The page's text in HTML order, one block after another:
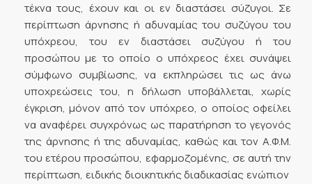
τέκνα τους, έχουν και οι εν διαστάσει σύζυγοι. Σε
περίπτωση άρνησης ή αδυναμίας του συζύγου του
υπόχρεου, του εν διαστάσει συζύγου ή του
προσώπου με το οποίο ο υπόχρεος έχει συνάψει
σύμφωνο συμβίωσης, να εκπληρώσει τις ως άνω
υποχρεώσεις του, η δήλωση υποβάλλεται, χωρίς
έγκριση, μόνον από τον υπόχρεο, ο οποίος οφείλει
να αναφέρει συγχρόνως ως παρατήρηση το γεγονός
της άρνησης ή της αδυναμίας, καθώς και τον Α.Φ.Μ.
του ετέρου προσώπου, εφαρμοζομένης, σε αυτή την
περίπτωση, ειδικής διοικητικής διαδικασίας ενώπιον